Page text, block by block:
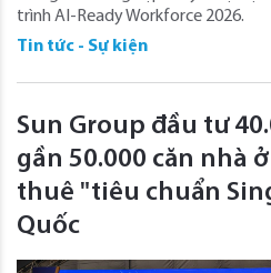
trình AI-Ready Workforce 2026.
Tin tức - Sự kiện
Sun Group đầu tư
gần 50.000 căn nhà
thuê "tiêu chuẩn
Quốc